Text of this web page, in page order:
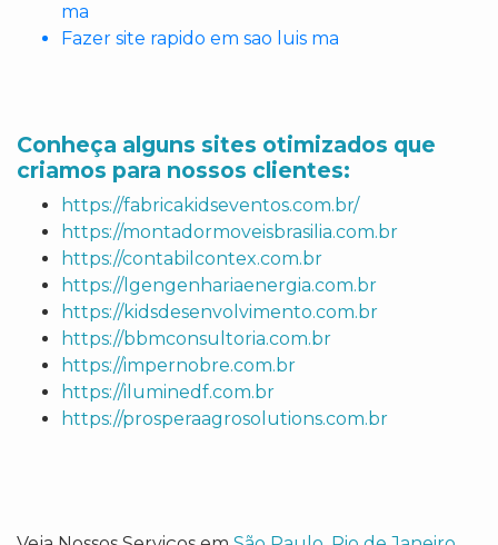
ma
Fazer site rapido em sao luis ma
Conheça alguns sites otimizados que
criamos para nossos clientes:
https://fabricakidseventos.com.br/
https://montadormoveisbrasilia.com.br
https://contabilcontex.com.br
https://lgengenhariaenergia.com.br
https://kidsdesenvolvimento.com.br
https://bbmconsultoria.com.br
https://impernobre.com.br
https://iluminedf.com.br
https://prosperaagrosolutions.com.br